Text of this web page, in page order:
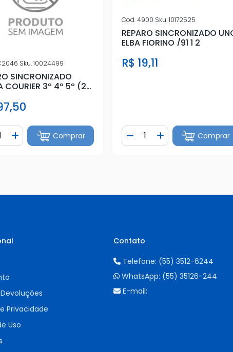
Sku.10024499
SINCRONIZADO
COURIER 3º 4º 5º (2
Quantidade
Adicionar Quantidade
Comprar
Cod.4900 Sku.10172525
REPARO SINCRONIZADO
ELBA FIORINO /91 1 2
R$ 19,11
Diminuir Quantidade
Quantidade
Adicionar Comprar
Privacidade
Uso
Contato
Telefone: (55) 3512-6244
WhatsApp: (55) 35126-244
E-mail: